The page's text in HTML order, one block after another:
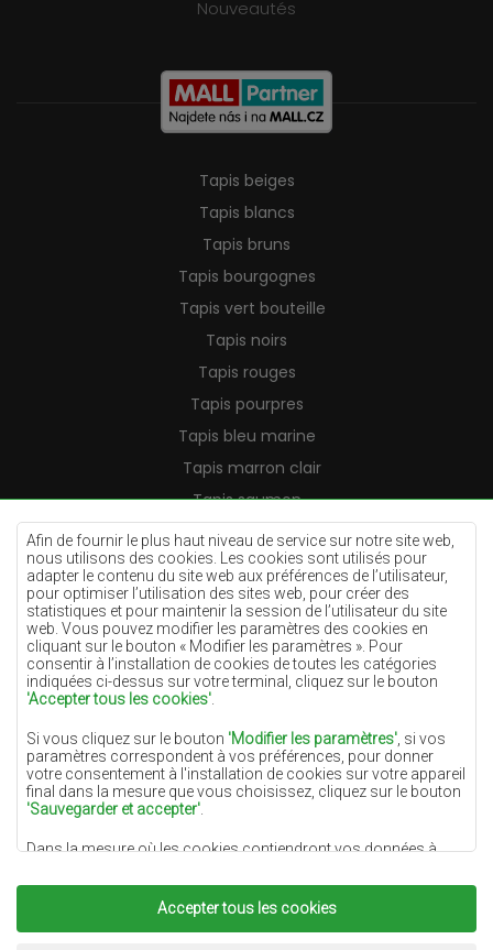
Afin de fournir le plus haut niveau de service sur notre site web,
nous utilisons des cookies. Les cookies sont utilisés pour
adapter le contenu du site web aux préférences de l’utilisateur,
pour optimiser l’utilisation des sites web, pour créer des
statistiques et pour maintenir la session de l’utilisateur du site
web. Vous pouvez modifier les paramètres des cookies en
cliquant sur le bouton « Modifier les paramètres ». Pour
consentir à l’installation de cookies de toutes les catégories
indiquées ci-dessus sur votre terminal, cliquez sur le bouton
'Accepter tous les cookies'
Si vous cliquez sur le bouton 'Modifier les paramètres' , si vos
paramètres correspondent à vos préférences, pour donner
votre consentement à l'installation de cookies sur votre appareil
final dans la mesure que vous choisissez, cliquez sur le bouton
'Sauvegarder et accepter'
Dans la mesure où les cookies contiendront vos données à
du responsable du traitement des données (DYWANYCHEMEX)
ou de tiers sous la forme de la fourniture de services de haute
qualité sur notre site Web et des activités de marketing du
responsable du traitement des données et de ses Partenaires de
Accepter tous les cookies
Nouveautés
Tapis beiges
Tapis blancs
Tapis bruns
Tapis bourgognes
Tapis vert bouteille
Tapis noirs
Tapis rouges
Tapis pourpres
Tapis bleu marine
Tapis marron clair
Tapis saumon
Tapis crème
Tapis lilas
Tapis jaunes
Tapis menthe
Tapis bleus
Tapis oranges
Tapis gris
Tapis terre cuite
Tapis dorés